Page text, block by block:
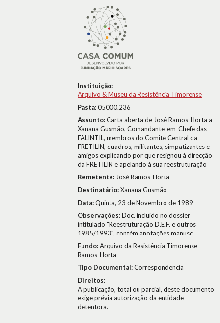
Instituição:
Arquivo & Museu da Resistência Timorense
Pasta:05000.236
Assunto:Carta aberta de José Ramos-Horta a
Xanana Gusmão, Comandante-em-Chefe das
FALINTIL, membros do Comité Central da
FRETILIN, quadros, militantes, simpatizantes e
amigos explicando por que resignou à direcção
da FRETILIN e apelando à sua reestruturação
Remetente: José Ramos-Horta
Destinatário:Xanana Gusmão
Data:Quinta, 23 de Novembro de 1989
Observações:Doc. incluído no dossier
intitulado "Reestruturação D.E.F. e outros
1985/1993", contém anotações manusc.
Fundo:Arquivo da Resistência Timorense -
Ramos-Horta
Tipo Documental:Correspondencia
Direitos:
A publicação, total ou parcial, deste documento
exige prévia autorização da entidade
detentora.